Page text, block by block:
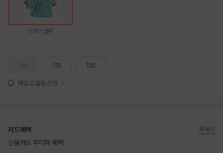
스카이 블루
115 125
재입고 알림 신청
카드혜택
신용카드 무이자 혜택
자세히